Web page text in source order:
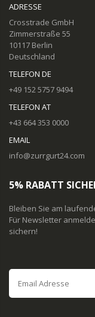
ADRESSE
Crosstrade GmbH
Zimmerstraße 55
10117 Berlin
Deutschland
TELEFON DE
+49 152 5757 9494
TELEFON AT
+43 664 353 0000
EMAIL
info@zurrgurt24.com
5% RABATT
Bleiben Sie am
Für Newsletter
sichern!